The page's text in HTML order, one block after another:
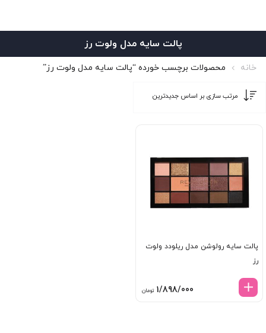
پالت سایه مدل ولوت رز
خانه محصولات برچسب خورده “پالت سایه مدل ولوت رز”
پالت سایه رولوشن مدل ریلودد ولوت
رز
1/898/000 تومان